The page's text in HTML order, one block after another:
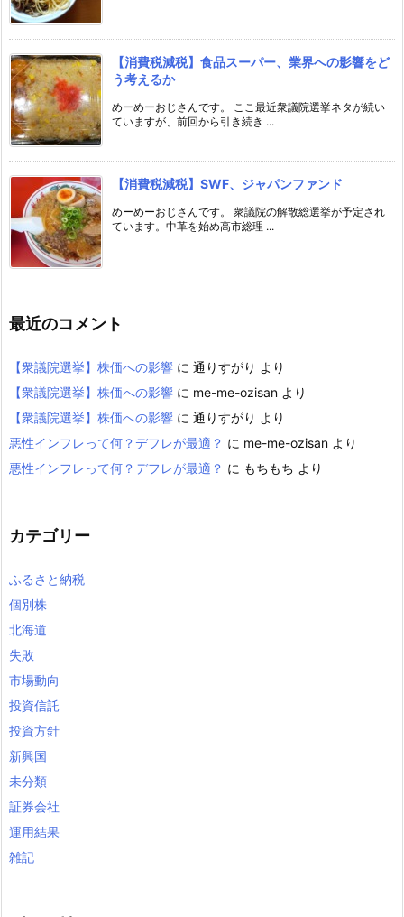
【消費税減税】食品スーパー、業界への影響をど
う考えるか
めーめーおじさんです。 ここ最近衆議院選挙ネタが続い
ていますが、前回から引き続き ...
【消費税減税】SWF、ジャパンファンド
めーめーおじさんです。 衆議院の解散総選挙が予定され
ています。中革を始め高市総理 ...
最近のコメント
【衆議院選挙】株価への影響 に 通りすがり より
【衆議院選挙】株価への影響 に me-me-ozisan より
【衆議院選挙】株価への影響 に 通りすがり より
悪性インフレって何？デフレが最適？ に me-me-ozisan より
悪性インフレって何？デフレが最適？ に もちもち より
カテゴリー
ふるさと納税
個別株
北海道
失敗
市場動向
投資信託
投資方針
新興国
未分類
証券会社
運用結果
雑記